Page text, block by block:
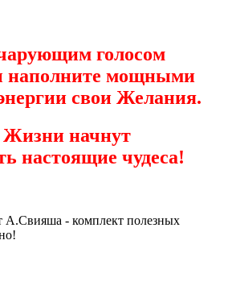
голосом
мощными
свои Желания.
начнут
настоящие чудеса!
А.Свияша - комплект полезных